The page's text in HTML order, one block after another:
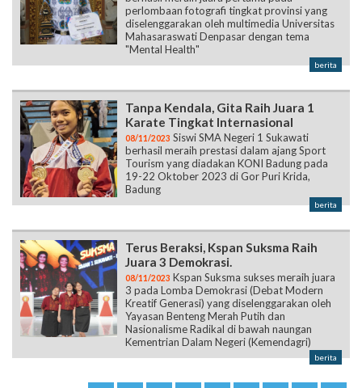
perlombaan fotografi tingkat provinsi yang
diselenggarakan oleh multimedia Universitas
Mahasaraswati Denpasar dengan tema
"Mental Health"
berita
Tanpa Kendala, Gita Raih Juara 1
Karate Tingkat Internasional
08/11/2023 Siswi SMA Negeri 1 Sukawati
berhasil meraih prestasi dalam ajang Sport
Tourism yang diadakan KONI Badung pada
19-22 Oktober 2023 di Gor Puri Krida,
Badung
berita
Terus Beraksi, Kspan Suksma Raih
Juara 3 Demokrasi.
08/11/2023 Kspan Suksma sukses meraih juara
3 pada Lomba Demokrasi (Debat Modern
Kreatif Generasi) yang diselenggarakan oleh
Yayasan Benteng Merah Putih dan
Nasionalisme Radikal di bawah naungan
Kementrian Dalam Negeri (Kemendagri)
berita